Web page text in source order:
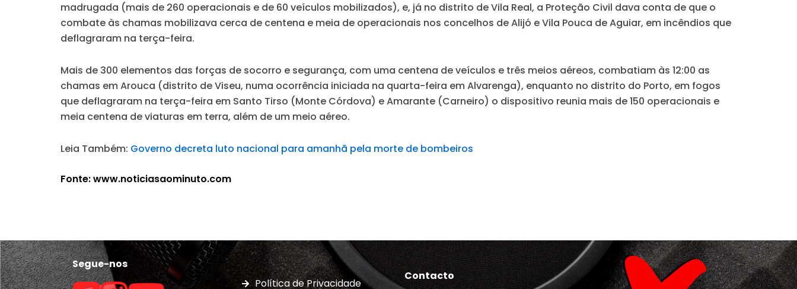
madrugada (mais de 260 operacionais e de 60 veículos mobilizados), e, já no distrito de Vila Real, a Proteção Civil dava conta de que o
combate às chamas mobilizava cerca de centena e meia de operacionais nos concelhos de Alijó e Vila Pouca de Aguiar, em incêndios que
deflagraram na terça-feira.
Mais de 300 elementos das forças de socorro e segurança, com uma centena de veículos e três meios aéreos, combatiam às 12:00 as
chamas em Arouca (distrito de Viseu, numa ocorrência iniciada na quarta-feira em Alvarenga), enquanto no distrito do Porto, em fogos
que deflagraram na terça-feira em Santo Tirso (Monte Córdova) e Amarante (Carneiro) o dispositivo reunia mais de 150 operacionais e
meia centena de viaturas em terra, além de um meio aéreo.
Leia Também: Governo decreta luto nacional para amanhã pela morte de bombeiros
Fonte: www.noticiasaominuto.com
Segue-nos
Política de Privacidade
Contacto